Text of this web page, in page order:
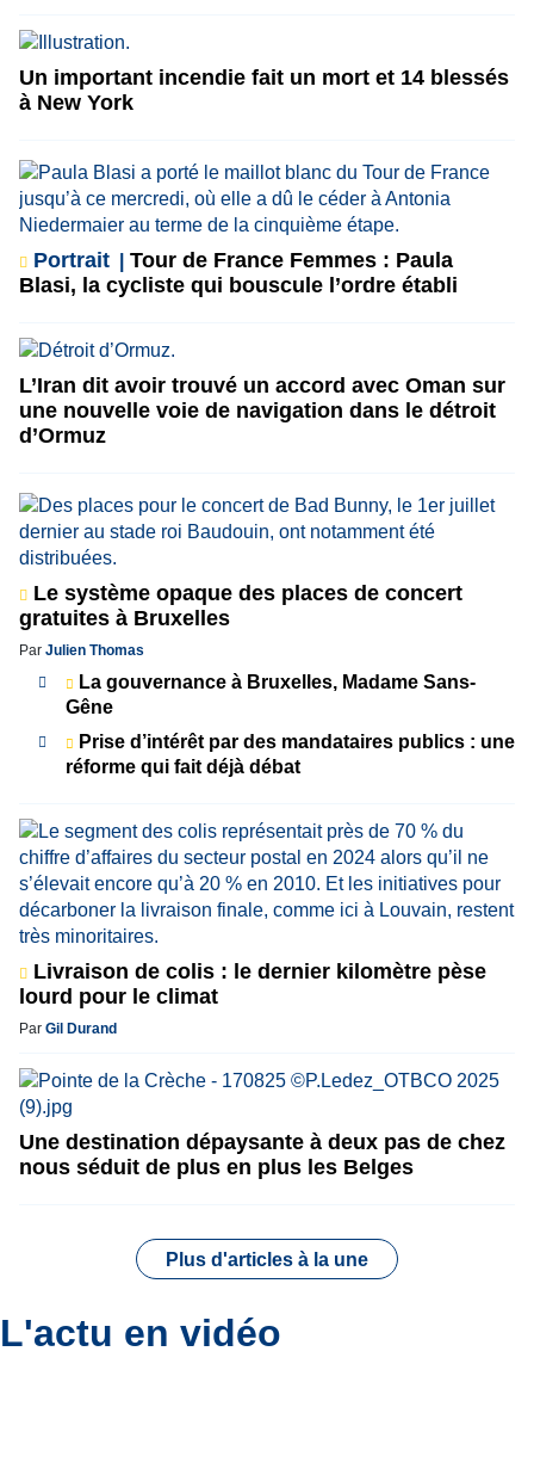
Un important incendie fait un mort et 14 blessés
à New York
Portrait
Tour de France Femmes : Paula
Blasi, la cycliste qui bouscule l’ordre établi
L’Iran dit avoir trouvé un accord avec Oman sur
une nouvelle voie de navigation dans le détroit
d’Ormuz
Le système opaque des places de concert
gratuites à Bruxelles
Par Julien Thomas
La gouvernance à Bruxelles, Madame Sans-
Gêne
Prise d’intérêt par des mandataires publics : une
réforme qui fait déjà débat
Livraison de colis : le dernier kilomètre pèse
lourd pour le climat
Par Gil Durand
Une destination dépaysante à deux pas de chez
nous séduit de plus en plus les Belges
Plus d'articles à la une
L'actu en vidéo